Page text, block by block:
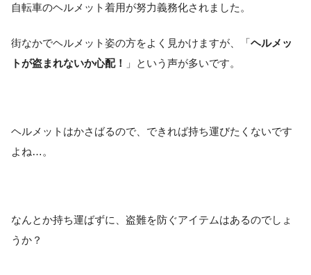
自転車のヘルメット着用が努力義務化されました。
街なかでヘルメット姿の方をよく見かけますが、「 ヘルメッ
トが盗まれないか心配！
」という声が多いです。
ヘルメットはかさばるので、できれば持ち運びたくないです
よね…。
なんとか持ち運ばずに、盗難を防ぐアイテムはあるのでしょ
うか？